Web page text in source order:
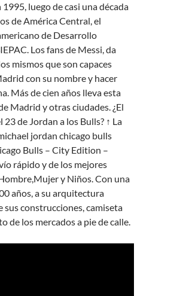
luego de casi una década
de América Central, el
de Desarrollo
Los fans de Messi, da
mismos que son capaces
con su nombre y hacer
Más de cien años lleva esta
Madrid y otras ciudades. ¿El
de Jordan a los Bulls? ↑ La
jordan chicago bulls
Bulls – City Edition –
rápido y de los mejores
y Niños. Con una
años, a su arquitectura
sus construcciones, camiseta
de los mercados a pie de calle.